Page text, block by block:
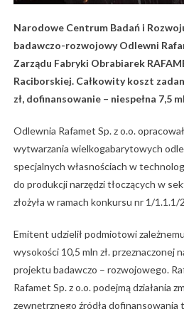
Narodowe Centrum Badań i
badawczo-rozwojowy Odlewni
Zarządu Fabryki Obrabiarek
Raciborskiej. Całkowity koszt
zł, dofinansowanie – niespełna 7,5
Odlewnia Rafamet Sp. z o.o.
wytwarzania wielkogabarytowych
specjalnych własnościach w
do produkcji narzędzi tłoczących w
złożyła w ramach konkursu nr 1/1.1.1/
Emitent udzielił podmiotowi
wysokości 10,5 mln zł. przeznaczonej
projektu badawczo – rozwojowego.
Rafamet Sp. z o.o. podejmą działania
zewnętrznego źródła dofinansowania